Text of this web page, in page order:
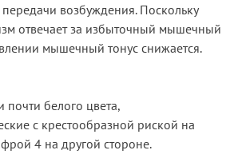
возбуждения. Поскольку
отвечает за избыточный мышечный
мышечный тонус снижается.
почти белого цвета,
с крестообразной риской на
4 на другой стороне.